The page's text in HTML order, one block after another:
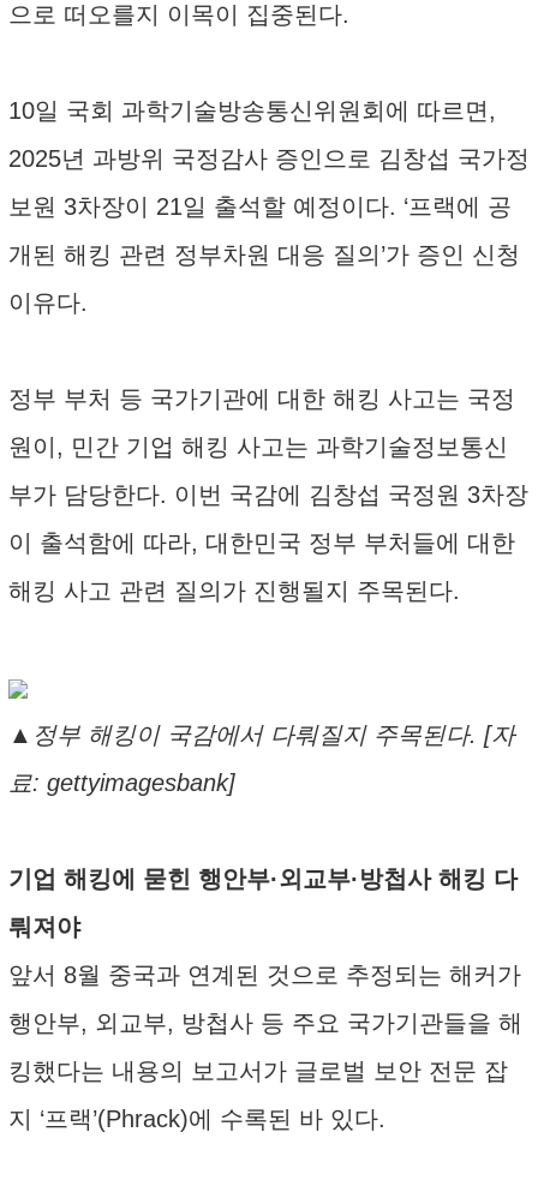
으로 떠오를지 이목이 집중된다.
10일 국회 과학기술방송통신위원회에 따르면,
2025년 과방위 국정감사 증인으로 김창섭 국가정
보원 3차장이 21일 출석할 예정이다. ‘프랙에 공
개된 해킹 관련 정부차원 대응 질의’가 증인 신청
이유다.
정부 부처 등 국가기관에 대한 해킹 사고는 국정
원이, 민간 기업 해킹 사고는 과학기술정보통신
부가 담당한다. 이번 국감에 김창섭 국정원 3차장
이 출석함에 따라, 대한민국 정부 부처들에 대한
해킹 사고 관련 질의가 진행될지 주목된다.
▲정부 해킹이 국감에서 다뤄질지 주목된다. [자
료: gettyimagesbank]
기업 해킹에 묻힌 행안부·외교부·방첩사 해킹 다
뤄져야
앞서 8월 중국과 연계된 것으로 추정되는 해커가
행안부, 외교부, 방첩사 등 주요 국가기관들을 해
킹했다는 내용의 보고서가 글로벌 보안 전문 잡
지 ‘프랙’(Phrack)에 수록된 바 있다.